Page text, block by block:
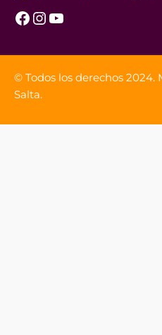
Facebook InstagramYouTube
© Todos los derechos
Salta.